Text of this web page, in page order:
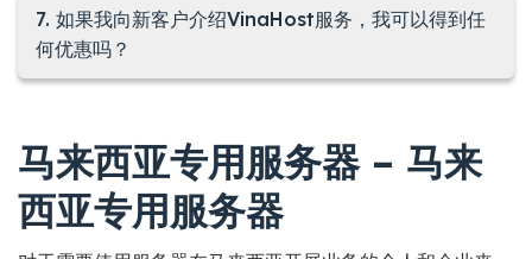
7. 如果我向新客户介绍VinaHost服务，我可以得到任
何优惠吗？
马来西亚专用服务器 – 马来
西亚专用服务器